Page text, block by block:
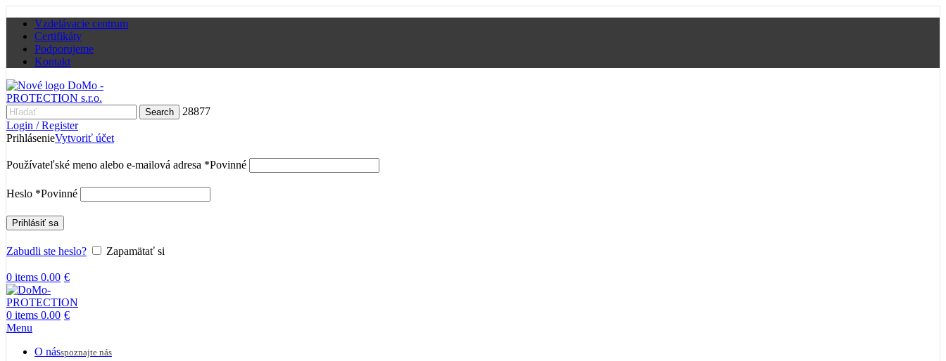
Vzdelávacie centrum
Certifikáty
Podporujeme
Kontakt
Search
28877
Login / Register
PrihlásenieVytvoriť účet
Používateľské meno alebo e-mailová adresa *Povinné
Heslo *Povinné
Prihlásiť sa
Zabudli ste heslo? Zapamätať si
0 items 0.00 €
0 items 0.00 €
Menu
O násspoznajte nás